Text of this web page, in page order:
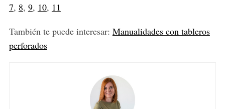
7, 8, 9, 10, 11
También te puede interesar: Manualidades con tableros
perforados